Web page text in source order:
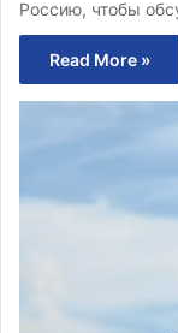
Россию, чтобы
Read More »